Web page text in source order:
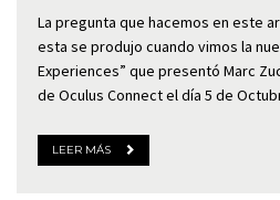
La pregunta que hacemos en este
esta se produjo cuando vimos la
Experiences” que presentó Marc
de Oculus Connect el día 5 de
LEER MÁS